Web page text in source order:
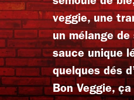
veggie, une
un mélange
sauce unique
quelques dés
Bon Veggie,